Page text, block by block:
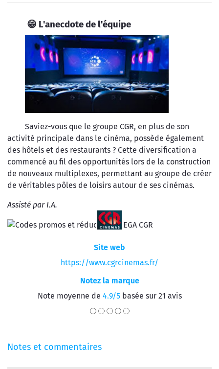
😁 L'anecdote de l'équipe
Saviez-vous que le groupe CGR, en plus de son
activité principale dans le cinéma, possède également
des hôtels et des restaurants ? Cette diversification a
commencé au fil des opportunités lors de la construction
de nouveaux multiplexes, permettant au groupe de créer
de véritables pôles de loisirs autour de ses cinémas.
Assisté par I.A.
Site web
https://www.cgrcinemas.fr/
Notez la marque
Note moyenne de 4.9/5basée sur 21 avis
Notes et commentaires